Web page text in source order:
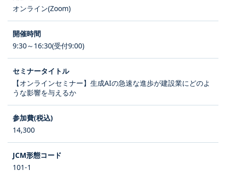
オンライン(Zoom)
9:30～16:30(受付9:00)
【オンラインセミナー】生成AIの急速な進歩が建設業にどのよ
うな影響を与えるか
14,300
101-1